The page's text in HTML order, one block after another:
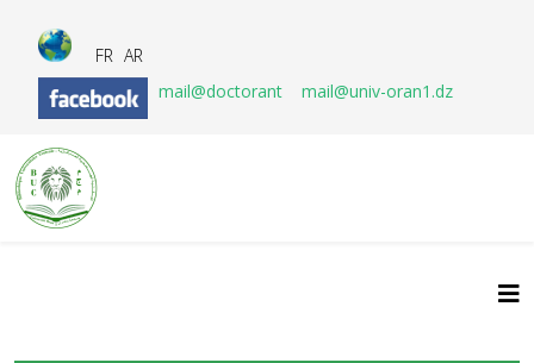
FR AR
mail@doctorant
mail@univ-oran1.dz